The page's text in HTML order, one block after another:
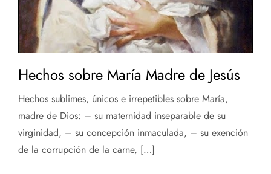
Hechos sobre María Madre de Jesús
Hechos sublimes, únicos e irrepetibles sobre María,
madre de Dios: – su maternidad inseparable de su
virginidad, – su concepción inmaculada, – su exención
de la corrupción de la carne, […]